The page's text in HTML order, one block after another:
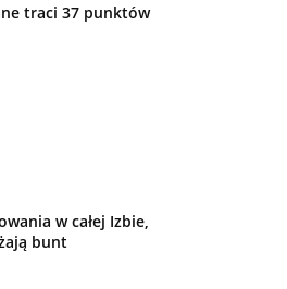
traci 37 punktów
w całej Izbie,
bunt